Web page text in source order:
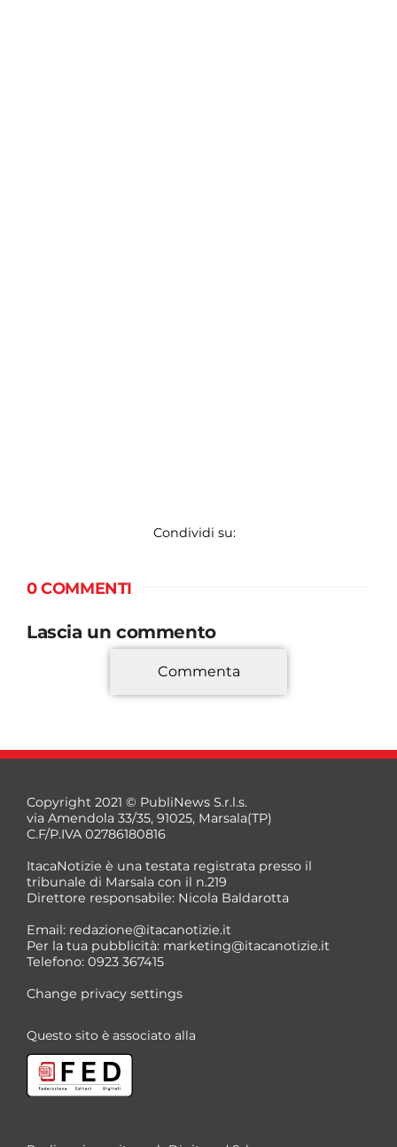
Condividi su:
0 COMMENTI
Lascia un commento
*
*
Commenta
Copyright 2021 © PubliNews S.r.l.s.
via Amendola 33/35, 91025, Marsala(TP)
C.F/P.IVA 02786180816
ItacaNotizie è una testata registrata presso il
tribunale di Marsala con il n.219
Direttore responsabile: Nicola Baldarotta
Email: redazione@itacanotizie.it
Per la tua pubblicità: marketing@itacanotizie.it
Telefono: 0923 367415
Change privacy settings
Questo sito è associato alla